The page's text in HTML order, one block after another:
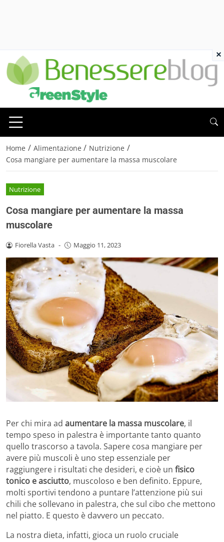
Home / Alimentazione / Nutrizione /
Cosa mangiare per aumentare la massa muscolare
Nutrizione
Cosa mangiare per aumentare la massa
muscolare
Fiorella Vasta - Maggio 11, 2023
Per chi mira ad aumentare la massa muscolare, il
tempo speso in palestra è importante tanto quanto
quello trascorso a tavola. Sapere cosa mangiare per
avere più muscoli è uno step essenziale per
raggiungere i risultati che desideri, e cioè un fisico
tonico e asciutto, muscoloso e ben definito. Eppure,
molti sportivi tendono a puntare l’attenzione più sui
chili che sollevano in palestra, che sul cibo che mettono
nel piatto. E questo è davvero un peccato.
La nostra dieta, infatti, gioca un ruolo cruciale
×